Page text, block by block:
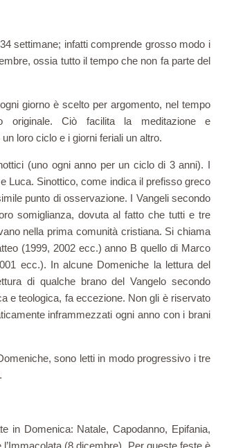
settimane; infatti comprende grosso modo i
ossia tutto il tempo che non fa parte del
giorno è scelto per argomento, nel tempo
originale. Ciò facilita la meditazione e
loro ciclo e i giorni feriali un altro.
(uno ogni anno per un ciclo di 3 anni). I
Luca. Sinottico, come indica il prefisso greco
punto di osservazione. I Vangeli secondo
somiglianza, dovuta al fatto che tutti e tre
nella prima comunità cristiana. Si chiama
(1999, 2002 ecc.) anno B quello di Marco
ecc.). In alcune Domeniche la lettura del
di qualche brano del Vangelo secondo
e teologica, fa eccezione. Non gli è riservato
inframmezzati ogni anno con i brani
sono letti in modo progressivo i tre
in Domenica: Natale, Capodanno, Epifania,
(8 dicembre). Per queste feste è